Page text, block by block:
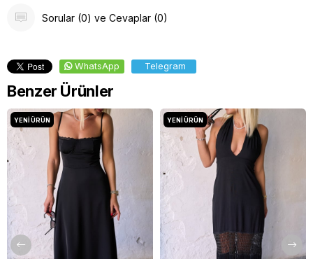
Sorular (0) ve Cevaplar (0)
WhatsApp Telegram
Benzer Ürünler
YENI ÜRÜN YENI ÜRÜN